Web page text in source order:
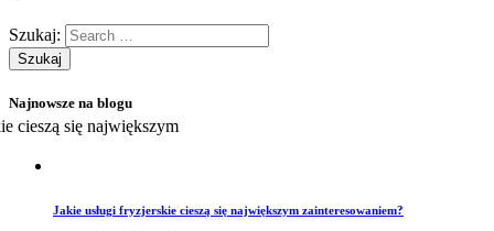
Szukaj:
Najnowsze na blogu
Jakie usługi fryzjerskie cieszą się największym zainteresowaniem?